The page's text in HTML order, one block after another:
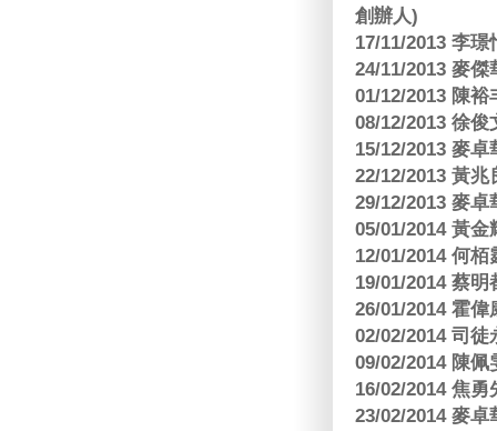
創辦人)
17/11/2013 李
24/11/2013 麥
01/12/2013 陳
08/12/2013 徐
15/12/2013 麥
22/12/2013 黃
29/12/2013 麥
05/01/2014 黃
12/01/2014 何
19/01/2014 蔡
26/01/2014 霍
02/02/2014 司
09/02/2014 陳
16/02/2014 焦
23/02/2014 麥